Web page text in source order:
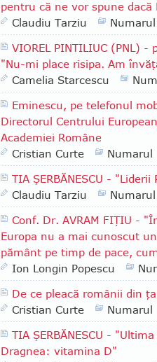
pentru că ne vor spune
Claudiu Tarziu
VIOREL PINTILIUC (PNL)
"Nu-mi place risipa. Am
Camelia Starcescu
Eminescu, pe telefonul
Directorul Centrului
Academiei Române
Cristian Curte
Numarul
TIA ŞERBĂNESCU -
Claudiu Tarziu
Conf. Dr. AVRAM FIŢIU -
Europa nu a mai cunoscut
pământ pe timp de pace,
Ion Longin Popescu
De ce pleacă românii din
Cristian Curte
Numarul
TIA ŞERBĂNESCU -
Dragnea: vitamina D"